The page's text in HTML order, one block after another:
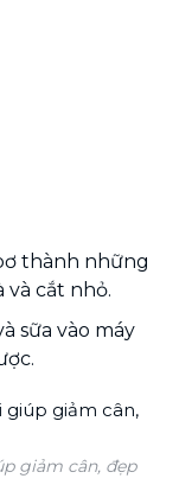
thành những
và cắt nhỏ.
sữa vào máy
giảm cân, đẹp